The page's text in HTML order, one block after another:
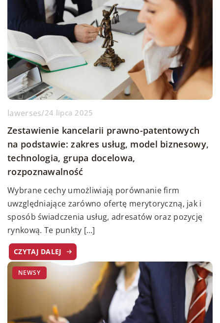
lawerses/24 lipca 2025
Zestawienie kancelarii prawno-patentowych
na podstawie: zakres usług, model biznesowy,
technologia, grupa docelowa,
rozpoznawalność
Wybrane cechy umożliwiają porównanie firm
uwzględniające zarówno ofertę merytoryczną, jak i
sposób świadczenia usług, adresatów oraz pozycję
rynkową. Te punkty […]
CZYTAJ DALEJ
NEWSY